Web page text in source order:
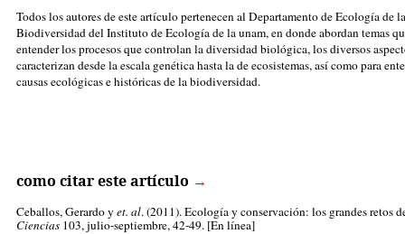
Todos los autores de este artículo pertenecen al Departamento de Ecología de la
Biodiversidad del Instituto de Ecología de la unam, en donde abordan temas
entender los procesos que controlan la diversidad biológica, los diversos
caracterizan desde la escala genética hasta la de ecosistemas, así como para
causas ecológicas e históricas de la biodiversidad.
como citar este artículo →
Ceballos, Gerardoy et. al. (2011). Ecología y conservación: los grandes retos
Ciencias 103, julio-septiembre, 42-49. [En línea]